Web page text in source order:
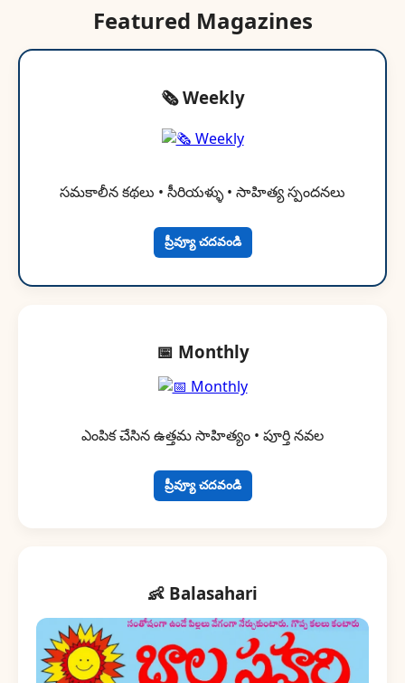
Featured Magazines
🗞 Weekly
సమకాలీన కథలు • సీరియళ్ళు • సాహిత్య స్పందనలు
ప్రీవ్యూ చదవండి
📅 Monthly
ఎంపిక చేసిన ఉత్తమ సాహిత్యం • పూర్తి నవల
ప్రీవ్యూ చదవండి
👶 Balasahari